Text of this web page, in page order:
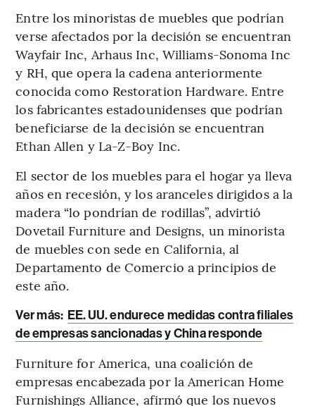
Entre los minoristas de muebles que podrían
verse afectados por la decisión se encuentran
Wayfair Inc, Arhaus Inc, Williams-Sonoma Inc
y RH, que opera la cadena anteriormente
conocida como Restoration Hardware. Entre
los fabricantes estadounidenses que podrían
beneficiarse de la decisión se encuentran
Ethan Allen y La-Z-Boy Inc.
El sector de los muebles para el hogar ya lleva
años en recesión, y los aranceles dirigidos a la
madera “lo pondrían de rodillas”, advirtió
Dovetail Furniture and Designs, un minorista
de muebles con sede en California, al
Departamento de Comercio a principios de
este año.
Ver más: EE. UU. endurece medidas contra filiales
de empresas sancionadas y China responde
Furniture for America, una coalición de
empresas encabezada por la American Home
Furnishings Alliance, afirmó que los nuevos